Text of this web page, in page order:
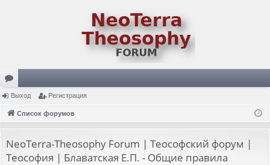
ор
ум
Выход Регистрация
Список форумов
NeoTerra-Theosophy Forum | Теософский форум |
Теософия | Блаватская Е.П. - Общие правила